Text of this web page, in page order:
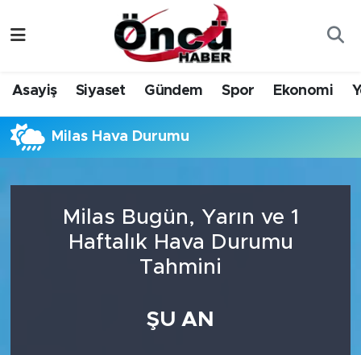
Asayiş Siyaset Gündem Spor Ekonomi
Milas Hava Durumu
Milas Bugün, Yarın ve 1
Haftalık Hava Durumu
Tahmini
ŞU AN
Gündem
Sağlık & Çevre
Spor
Siyaset
Düzce Nöbetçi Eczaneler
Düzce Hava Durumu
Düzce Namaz Vakitleri
Düzce Trafik Yoğunluk Haritası
Süper Lig Puan Durumu ve Fikstür
Tüm Manşetler